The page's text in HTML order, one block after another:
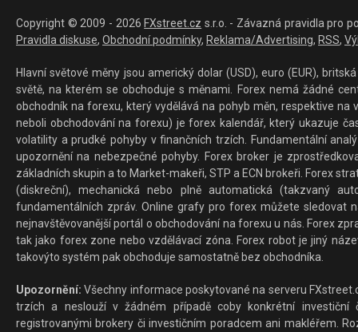
Copyright © 2009 - 2026 FXstreet.cz s.r.o. - Závazná pravidla pro
Pravidla diskuse, Obchodní podmínky, Reklama/Advertising, RSS,
Hlavní světové měny jsou americký dolar (USD), euro (EUR),
světě, na kterém se obchoduje s měnami. Forex nemá žádné
obchodník na forexu, který vydělává na pohyb měn, respektive
neboli obchodování na forexu) je forex kalendář, který ukazuje
volatility a prudké pohyby v finančních trzích. Fundamentální
upozornění na nebezpečné pohyby. Forex broker je
základních skupin a to Market-makeři, STP a ECN brokeři. Forex
(diskreční), mechanická nebo plně automatická (takzvaný
fundamentálních zpráv. Online grafy pro forex můžete sledovat
nejnavštěvovanější portál o obchodování na forexu u nás. Forex
tak jako forex zone nebo vzdělávací zóna. Forex robot je jiný
takovýto systém pak obchoduje samostatně bez obchodníka.
Upozornění: Všechny informace poskytované na serveru
trzích a neslouží v žádném případě coby konkrétní investiční
registrovanými brokery či investičním poradcem ani makléřem.